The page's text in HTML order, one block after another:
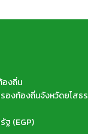
องถิ่น
องท้องถิ่นจังหวัดยโสธร
ฐ (EGP)